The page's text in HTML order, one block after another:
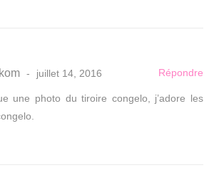
juillet 14, 2016 Répondre
une photo du tiroire congelo, j’adore les